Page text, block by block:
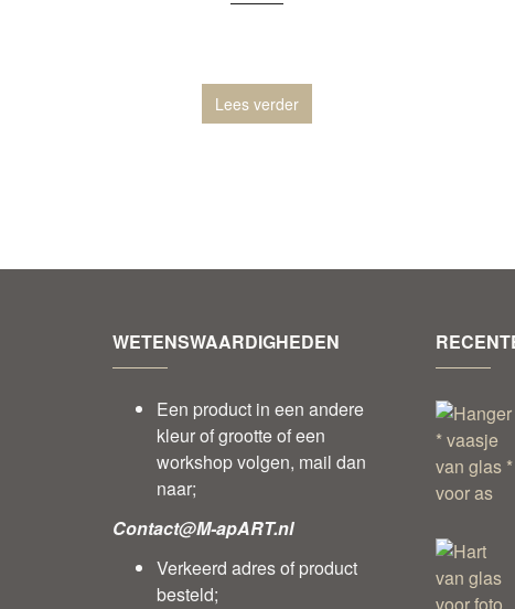
Lees verder
WETENSWAARDIGHEDEN
Een product in een andere
kleur of grootte of een
workshop volgen, mail dan
naar;
Contact@M-apART.nl
Verkeerd adres of product
besteld;